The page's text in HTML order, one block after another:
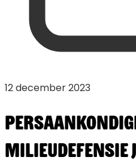
12 december 2023
Milieudefensie